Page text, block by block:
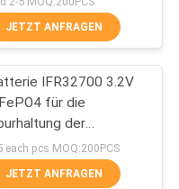
146
weichen Satz
JETZT ANFRAGEN
IFR32700 3.2V
für die
der
und des
Solarzauns
each pcs MOQ:200PCS
JETZT ANFRAGEN